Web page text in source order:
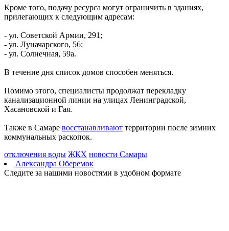
Самарцев предупредили о временных перебоях с
водоснабжением
Жителей Самарской области предупредили о тумане и
порывистом ветре 10 августа
09.08.2026 | 19:23
последствия непогоды
Поваленные деревья и оборванные провода: Вячеслав
Федорищев рассказал о последствиях непогоды
09.08.2026 | 18:18
рублей из-за аферистов
09.08.2026 | 16:40
на 950 тысяч рублей
09.08.2026 | 16:38
Из-за непогоды в Тольятти усилили работу аварийных служб
Кроме того, подачу ресурса могут ограничить в зданиях,
прилегающих к следующим адресам:
- ул. Советской Армии, 291;
- ул. Луначарского, 56;
- ул. Солнечная, 59а.
В течение дня список домов способен меняться.
Помимо этого, специалисты продолжат перекладку
канализационной линии на улицах Ленинградской,
Хасановской и Гая.
Также в Самаре восстанавливают территории после зимних
коммунальных раскопок.
отключения воды ЖКХ новости Самары
Александра Оберемок
Следите за нашими новостями в удобном формате